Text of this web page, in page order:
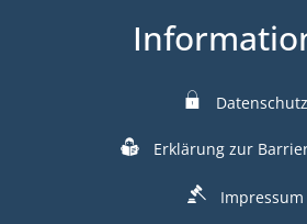
Datenschutz
Erklärung zur
Impressum